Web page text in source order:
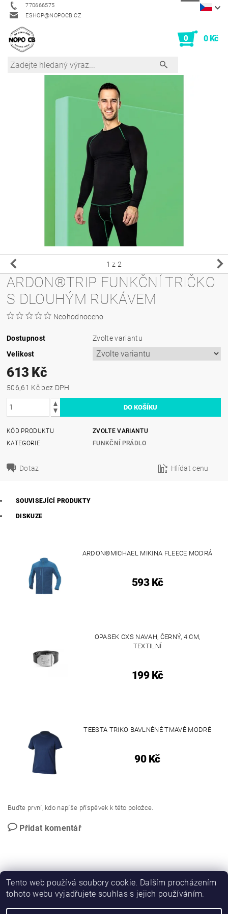
770666575
ESHOP@NOPOCB.CZ
0 0 Kč
1 z 2
ARDON®TRIP FUNKČNÍ TRIČKO
S DLOUHÝM RUKÁVEM
Neohodnoceno
Dostupnost
Zvolte variantu
Velikost
613 Kč
506,61 Kč bez DPH
KÓD PRODUKTU
ZVOLTE VARIANTU
KATEGORIE
FUNKČNÍ PRÁDLO
Dotaz Hlídat cenu
SOUVISEJÍCÍ PRODUKTY
DISKUZE
ARDON®MICHAEL MIKINA FLEECE MODRÁ
593 Kč
OPASEK CXS NAVAH, ČERNÝ, 4 CM,
TEXTILNÍ
199 Kč
TEESTA TRIKO BAVLNĚNÉ TMAVĚ MODRÉ
90 Kč
Buďte první, kdo napíše příspěvek k této položce.
Přidat komentář
Tento web používá soubory cookie. Dalším procházením
tohoto webu vyjadřujete souhlas s jejich používáním.